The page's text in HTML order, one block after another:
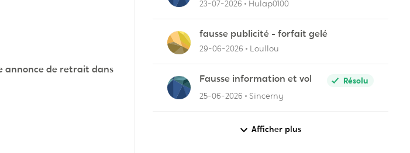
annonce de retrait dans
23-07-2026
Hulap0100
fausse publicité - forfait gelé
29-06-2026 Loullou
Fausse information et vol
Résolu
25-06-2026
Sincerny
Afficher plus